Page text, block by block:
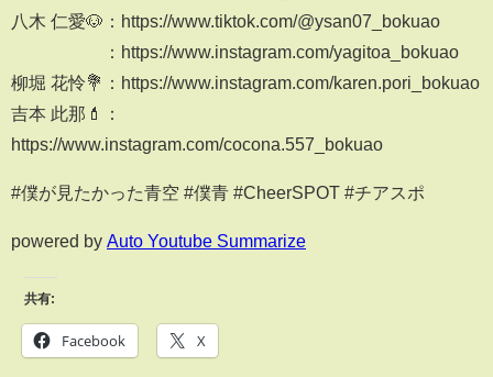
八木 仁愛🐶：https://www.tiktok.com/@ysan07_bokuao
：https://www.instagram.com/yagitoa_bokuao
柳堀 花怜💐：https://www.instagram.com/karen.pori_bokuao
吉本 此那💄：
https://www.instagram.com/cocona.557_bokuao
#僕が見たかった青空 #僕青 #CheerSPOT #チアスポ
powered by Auto Youtube Summarize
共有:
Facebook X